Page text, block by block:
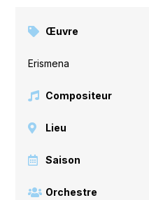
Œuvre
Erismena
Compositeur
Lieu
Saison
Orchestre